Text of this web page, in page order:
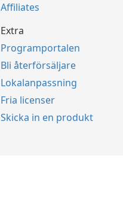
Affiliates
Extra
Programportalen
Bli återförsäljare
Lokalanpassning
Fria licenser
Skicka in en produkt